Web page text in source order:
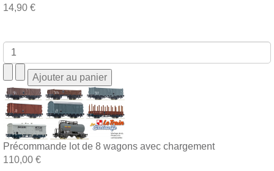
14,90 €
Précommande lot de 8 wagons avec chargement
110,00 €